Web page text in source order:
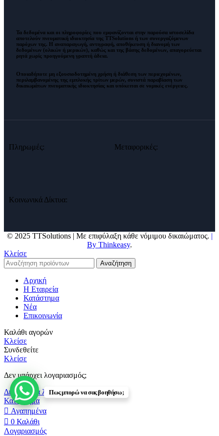
Τα δεδομένα και οι πληροφορίες που εμφανίζονται στην παρούσα ιστοσελίδα
αποτελούν πνευματική ιδιοκτησία της TTSolutions ή των συνεργαζόμενων
παρόχων της. Η αναπαραγωγή, αντιγραφή, αποθήκευση ή διανομή των
δεδομένων (ολικών ή μερικών), καθώς και της βάσης δεδομένων, απαγορεύεται
ρητά χωρίς προηγούμενη γραπτή άδεια.
Οποιαδήποτε μη εξουσιοδοτημένη χρήση ή διάθεση των περιεχομένων,
περιλαμβανομένης της εμπλοκής τρίτων μερών, συνιστά παραβίαση των
δικαιωμάτων πνευματικής ιδιοκτησίας και υπόκειται σε νομικές ενέργειες.
Πληρωμές: Μεταφορικές:
Κοινωνικά Δίκτυα:
© 2025 TTSolutions | Με επιφύλαξη κάθε νόμιμου δικαιώματος.
By Thinkeasy.
Κλείσε
Αναζήτηση
Αρχική
Η Εταιρεία
Κατάστημα
Νέα
Επικοινωνία
Καλάθι αγορών
Κλείσε
Συνδεθείτε
Κλείσε
Δεν υπάρχει λογαριασμός;
Δημιουργία λογαριασμούΠως μπορώ να σας βοηθήσω;
Κατάστημα
Αγαπημένα
0 Καλάθι
Λογαριασμός